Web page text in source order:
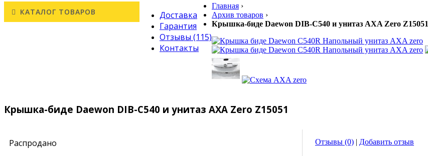
КАТАЛОГ ТОВАРОВ
Доставка
Гарантия
Отзывы (115)
Контакты
Главная ›
Архив товаров ›
Крышка-биде Daewon DIB-C540 и унитаз AXA Zero Z15051
Крышка-биде Daewon DIB-C540 и унитаз AXA Zero Z15051
Распродано Отзывы (0) | Добавить отзыв